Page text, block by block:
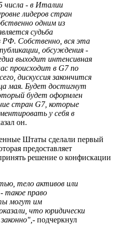
числа - в Италии
лидеров стран
одним из
судьба
Собственно, вся эта
обсуждения -
выходит интенсивная
происходит в G7 по
дискуссия закончится
мая. Будет достигнут
будет оформлен
стран G7, которые
у себя в
он.
Штаты сделали первый
предоставляет
решение о конфискации
тело активов или
такое право
могут им
что юридически
- подчеркнул